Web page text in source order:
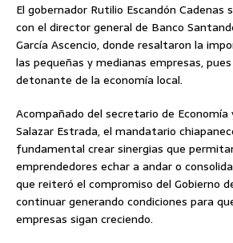
El gobernador Rutilio Escandón Cadenas
con el director general de Banco
García Ascencio, donde resaltaron la
las pequeñas y medianas empresas,
detonante de la economía local.
Acompañado del secretario de Economía
Salazar Estrada, el mandatario
fundamental crear sinergias que
emprendedores echar a andar o
que reiteró el compromiso del Gobierno
continuar generando condiciones para
empresas sigan creciendo.